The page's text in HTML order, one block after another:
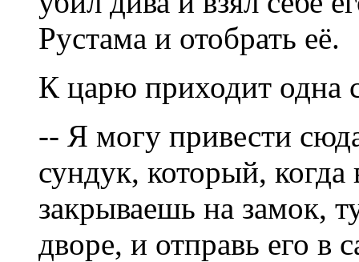
Рустама и отобрать её.
К царю приходит одна
-- Я могу привести
сундук, который,
закрываешь на замок,
дворе, и отправь его в